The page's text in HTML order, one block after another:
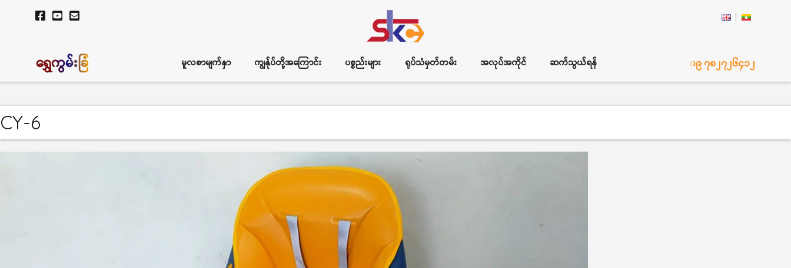
ရွှေကွမ်းခြံ မူလစာမျက်နှာ ကျွန်ုပ်တို့အကြောင်း ပစ္စည်းများ ရုပ်သံမှတ်တမ်း အလုပ်အကိုင် ဆက်သွယ်ရန် ၀၉ ၇၈၂၇၂၆၄၁၂
CY-6